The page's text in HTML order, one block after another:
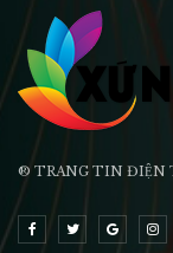
® TRANG TIN ĐIỆN